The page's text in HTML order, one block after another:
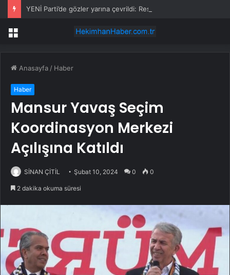
Menü
Anasayfa / Haber
Haber
Mansur Yavaş Seçim
Koordinasyon Merkezi
Açılışına Katıldı
SİNAN ÇİTİL Şubat 10, 2024 0 0
2 dakika okuma süresi